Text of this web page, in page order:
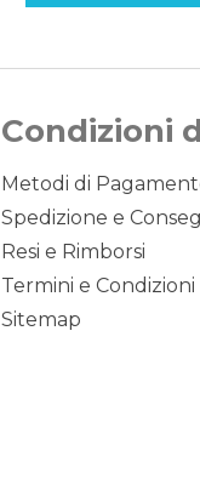
Condizioni
Metodi di
Spedizione e
Resi e Rimborsi
Termini e
Sitemap